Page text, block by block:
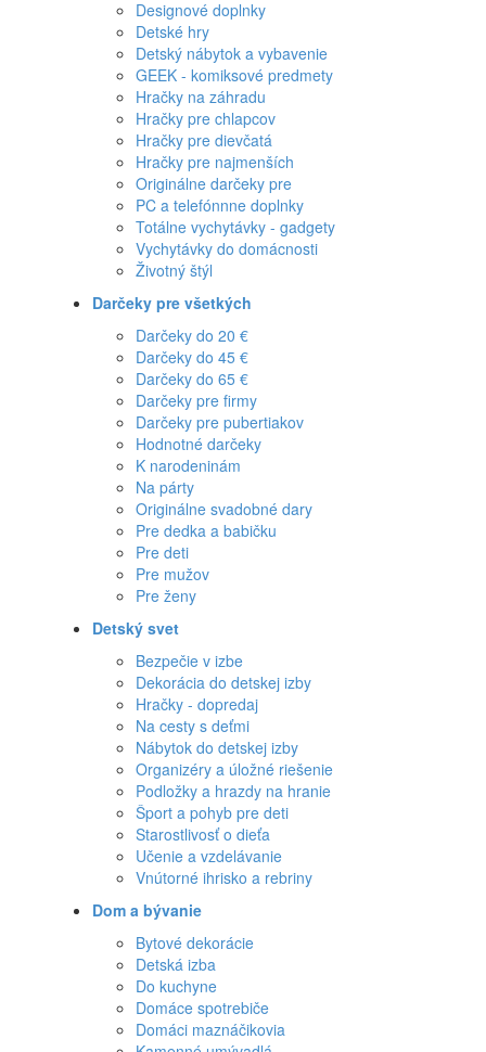
Designové doplnky
Detské hry
Detský nábytok a vybavenie
GEEK - komiksové predmety
Hračky na záhradu
Hračky pre chlapcov
Hračky pre dievčatá
Hračky pre najmenších
Originálne darčeky pre
PC a telefónnne doplnky
Totálne vychytávky - gadgety
Vychytávky do domácnosti
Životný štýl
Darčeky pre všetkých
Darčeky do 20 €
Darčeky do 45 €
Darčeky do 65 €
Darčeky pre firmy
Darčeky pre pubertiakov
Hodnotné darčeky
K narodeninám
Na párty
Originálne svadobné dary
Pre dedka a babičku
Pre deti
Pre mužov
Pre ženy
Detský svet
Bezpečie v izbe
Dekorácia do detskej izby
Hračky - dopredaj
Na cesty s deťmi
Nábytok do detskej izby
Organizéry a úložné riešenie
Podložky a hrazdy na hranie
Šport a pohyb pre deti
Starostlivosť o dieťa
Učenie a vzdelávanie
Vnútorné ihrisko a rebriny
Dom a bývanie
Bytové dekorácie
Detská izba
Do kuchyne
Domáce spotrebiče
Domáci maznáčikovia